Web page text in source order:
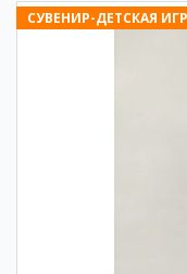
СУВЕНИР-ДЕТСКАЯ